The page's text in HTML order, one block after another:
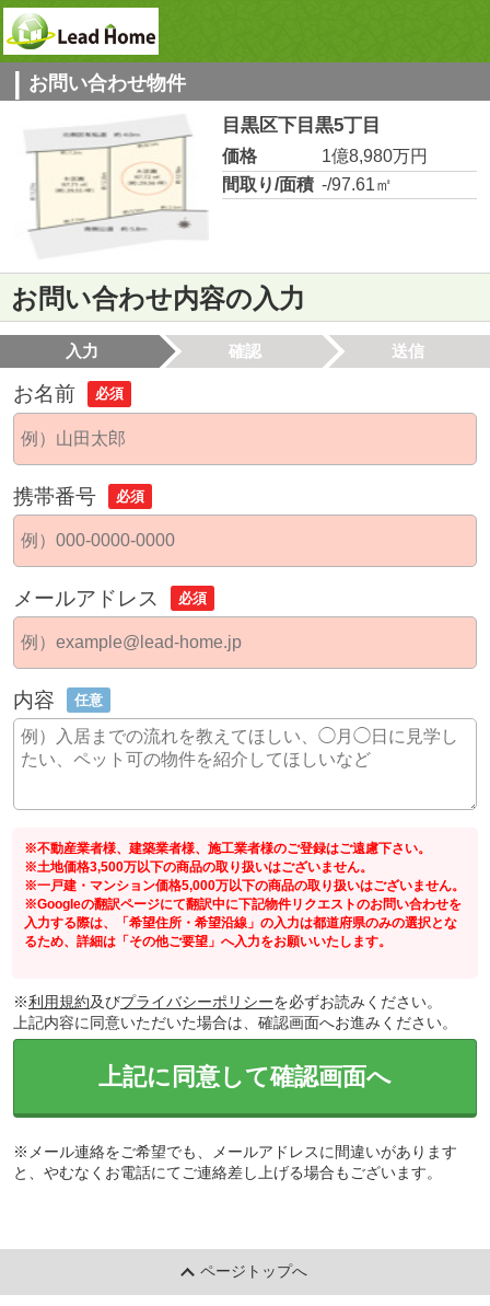
お問い合わせ物件
目黒区下目黒5丁目
価格
1億8,980万円
間取り/面積 -/97.61㎡
お問い合わせ内容の入力
入力 確認 送信
お名前 必須
携帯番号 必須
メールアドレス 必須
内容 任意
※不動産業者様、建築業者様、施工業者様のご登録はご遠慮下さい。
※土地価格3,500万以下の商品の取り扱いはございません。
※一戸建・マンション価格5,000万以下の商品の取り扱いはございません。
※Googleの翻訳ページにて翻訳中に下記物件リクエストのお問い合わせを
入力する際は、「希望住所・希望沿線」の入力は都道府県のみの選択とな
るため、詳細は「その他ご要望」へ入力をお願いいたします。
※利用規約及びプライバシーポリシーを必ずお読みください。
上記内容に同意いただいた場合は、確認画面へお進みください。
上記に同意して確認画面へ
※メール連絡をご希望でも、メールアドレスに間違いがあります
と、やむなくお電話にてご連絡差し上げる場合もございます。
ページトップへ